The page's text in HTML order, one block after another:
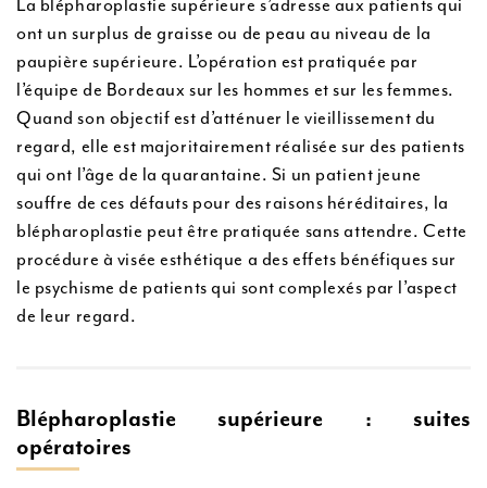
La blépharoplastie supérieure s’adresse aux patients qui
ont un surplus de graisse ou de peau au niveau de la
paupière supérieure. L’opération est pratiquée par
l’équipe de Bordeaux sur les hommes et sur les femmes.
Quand son objectif est d’atténuer le vieillissement du
regard, elle est majoritairement réalisée sur des patients
qui ont l’âge de la quarantaine. Si un patient jeune
souffre de ces défauts pour des raisons héréditaires, la
blépharoplastie peut être pratiquée sans attendre. Cette
procédure à visée esthétique a des effets bénéfiques sur
le psychisme de patients qui sont complexés par l’aspect
de leur regard.
Blépharoplastie supérieure : suites
opératoires